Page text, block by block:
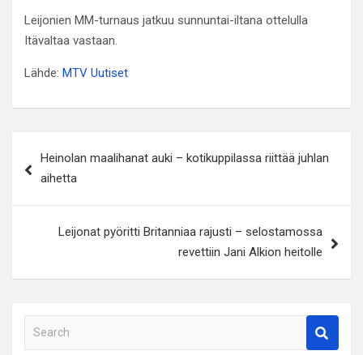
Leijonien MM-turnaus jatkuu sunnuntai-iltana ottelulla
Itävaltaa vastaan.
Lähde: MTV Uutiset
selaus
Heinolan maalihanat auki – kotikuppilassa riittää juhlan
aihetta
Leijonat pyöritti Britanniaa rajusti – selostamossa
revettiin Jani Alkion heitolle